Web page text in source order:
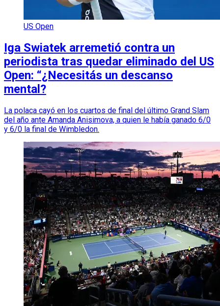
US Open
Iga Swiatek arremetió contra un
periodista tras quedar eliminado del US
Open: “¿Necesitás un descanso
mental?
La polaca cayó en los cuartos de final del último Grand Slam
del año ante Amanda Anisimova, a quien le había ganado 6/0
y 6/0 la final de Wimbledon.